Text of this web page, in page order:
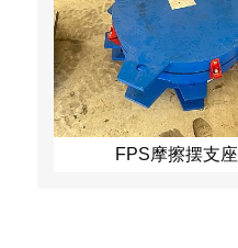
FPS摩擦摆支座